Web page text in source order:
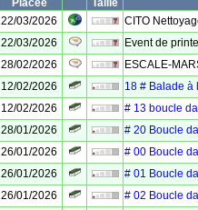
Placée
Taille
22/03/2026
CITO
22/03/2026
Event de
28/02/2026
ESCALE-
12/02/2026
18 # Balade à
12/02/2026
# 13 boucle
28/01/2026
# 20 Boucle
26/01/2026
# 00 Boucle
26/01/2026
# 01 Boucle
26/01/2026
# 02 Boucle